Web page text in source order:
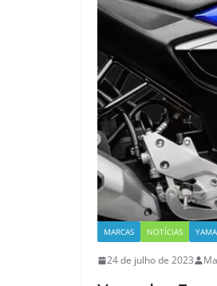
MARCAS NOTÍCIAS
24 de julho de 2023